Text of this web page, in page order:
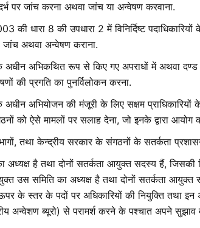
पर जांच करना अथवा जांच या अन्वेषण करवाना.
की धारा 8 की उपधारा 2 में विनिर्दिष्ट
जांच अथवा अन्वेषण कराना.
अधीन अभिकथित रूप से किए गए अपराधों में अथवा दण्ड
की प्रगति का पुनर्विलोकन करना.
अधीन अभियोजन की मंजूरी के लिए सक्षम
को ऐसे मामलों पर सलाह देना, जो इनके द्वारा आयोग
तथा केन्द्रीय सरकार के संगठनों के सतर्कता
है तथा दोनों सतर्कता आयुक्त सदस्य हैं, जिसकी
उस समिति का अध्यक्ष है तथा दोनों सतर्कता
के स्तर के पदों पर अधिकारियों की नियुक्ति तथा इन
ब्यूरो) से परामर्श करने के पश्चात अपने सुझाव